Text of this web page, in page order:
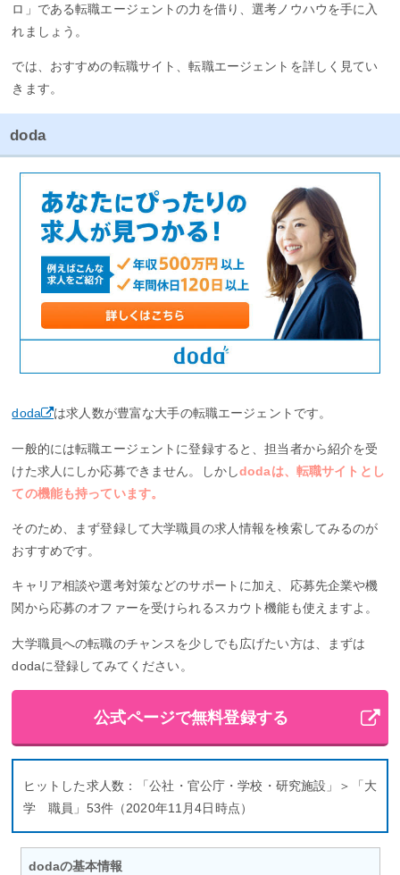
ロ」である転職エージェントの力を借り、選考ノウハウを手に入
れましょう。
では、おすすめの転職サイト、転職エージェントを詳しく見てい
きます。
doda
doda は求人数が豊富な大手の転職エージェントです。
一般的には転職エージェントに登録すると、担当者から紹介を受
けた求人にしか応募できません。しかしdodaは、転職サイトとし
ての機能も持っています。
そのため、まず登録して大学職員の求人情報を検索してみるのが
おすすめです。
キャリア相談や選考対策などのサポートに加え、応募先企業や機
関から応募のオファーを受けられるスカウト機能も使えますよ。
大学職員への転職のチャンスを少しでも広げたい方は、まずは
dodaに登録してみてください。
公式ページで無料登録する
ヒットした求人数：「公社・官公庁・学校・研究施設」＞「大
学 職員」53件（2020年11月4日時点）
dodaの基本情報